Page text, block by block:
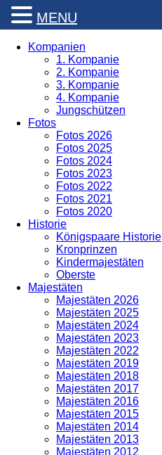
Kompanien
1. Kompanie
2. Kompanie
3. Kompanie
4. Kompanie
Jungschützen
Fotos
Fotos 2026
Fotos 2025
Fotos 2024
Fotos 2023
Fotos 2022
Fotos 2021
Fotos 2020
Historie
Königspaare Historie
Kronprinzen
Kindermajestäten
Oberste
Majestäten
Majestäten 2026
Majestäten 2025
Majestäten 2024
Majestäten 2023
Majestäten 2022
Majestäten 2019
Majestäten 2018
Majestäten 2017
Majestäten 2016
Majestäten 2015
Majestäten 2014
Majestäten 2013
Majestäten 2012
MENU